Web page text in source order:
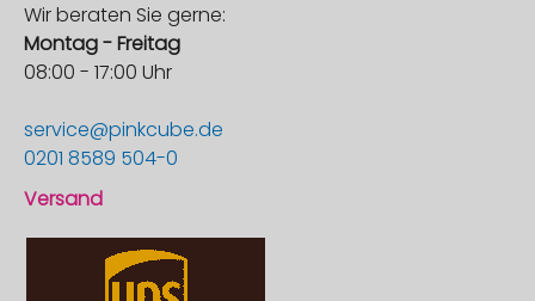
Wir beraten Sie gerne:
Montag - Freitag
08:00 - 17:00 Uhr
service@pinkcube.de
0201 8589 504-0
Versand